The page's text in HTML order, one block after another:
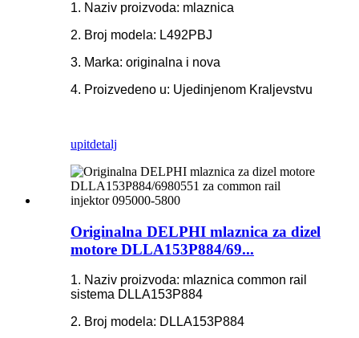
1. Naziv proizvoda: mlaznica
2. Broj modela: L492PBJ
3. Marka: originalna i nova
4. Proizvedeno u: Ujedinjenom Kraljevstvu
upitdetalj
Originalna DELPHI mlaznica za dizel
motore DLLA153P884/69...
1. Naziv proizvoda: mlaznica common rail
sistema DLLA153P884
2. Broj modela: DLLA153P884